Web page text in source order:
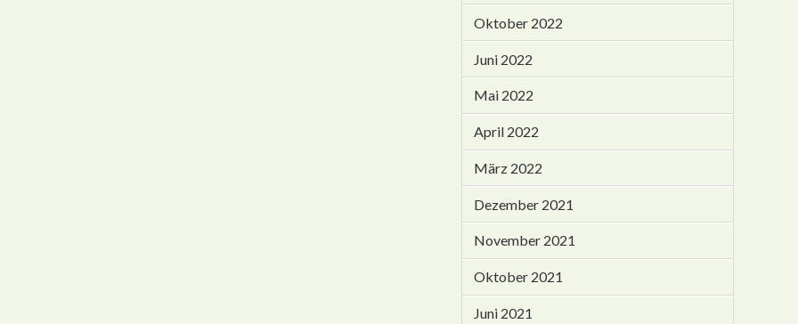
Oktober 2022
Juni 2022
Mai 2022
April 2022
März 2022
Dezember 2021
November 2021
Oktober 2021
Juni 2021